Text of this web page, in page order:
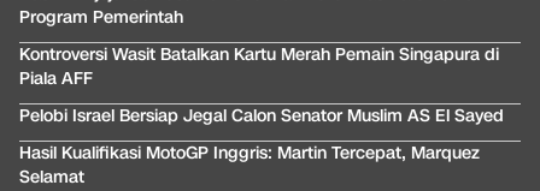
Program Pemerintah
Kontroversi Wasit Batalkan Kartu Merah Pemain Singapura di
Piala AFF
Pelobi Israel Bersiap Jegal Calon Senator Muslim AS El Sayed
Hasil Kualifikasi MotoGP Inggris: Martin Tercepat, Marquez
Selamat